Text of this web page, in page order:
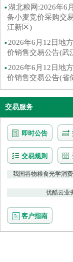
湖北粮网:2026年6
备小麦竞价采购交
江新区)
2026年6月12日地
价销售交易公告(武
2026年6月12日地
价销售交易公告(省
交易服务
即时公告
交易规则
我国谷物粮食光学消
优酷云业
客户指南